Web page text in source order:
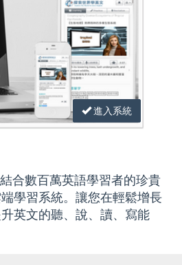
進入系統
合數百萬英語學習者的珍貴
學習系統。讓您在輕鬆增長
英文的聽、說、讀、寫能